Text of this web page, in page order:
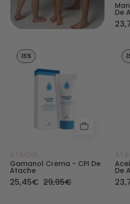
De
Gamanol Crema -
15%
Gamanol Crema - CPI De
Atache
25,45€ 29,95€
De